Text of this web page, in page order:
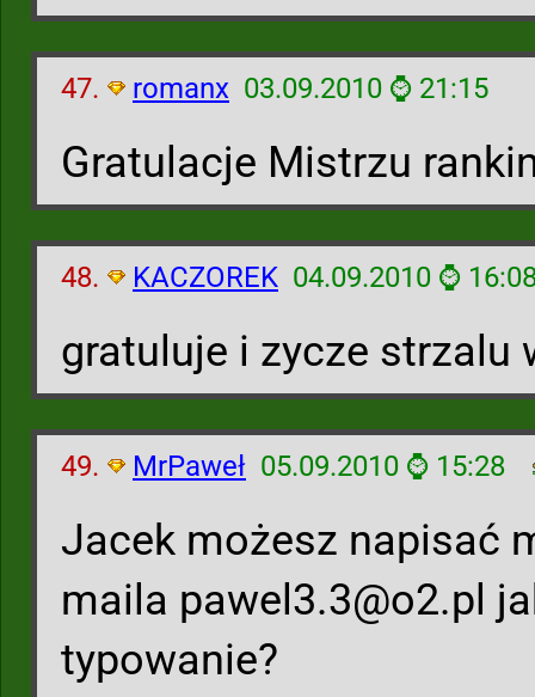
47. romanx 03.09.2010 ⌚ 21:15
Gratulacje Mistrzu
48. KACZOREK 04.09.2010 ⌚
gratuluje i zycze strzalu
49. MrPaweł 05.09.2010 ⌚ 15:28
Jacek możesz napisać
maila pawel3.3@o2.pl
typowanie?